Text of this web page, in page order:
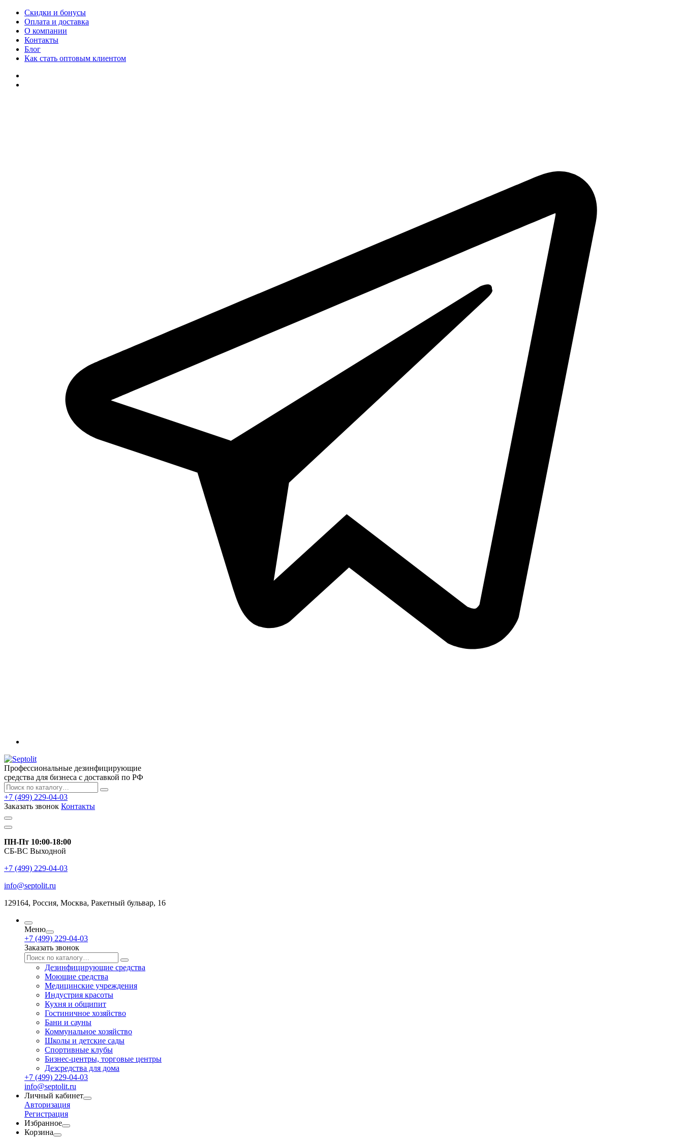
Скидки и бонусы
Оплата и доставка
О компании
Контакты
Блог
Как стать оптовым клиентом
Профессиональные дезинфицирующие
средства для бизнеса с доставкой по РФ
+7 (499) 229-04-03
Заказать звонок Контакты
ПН-Пт 10:00-18:00
СБ-ВС Выходной
+7 (499) 229-04-03
info@septolit.ru
129164, Россия, Москва, Ракетный бульвар, 16
Меню
+7 (499) 229-04-03
Заказать звонок
Дезинфицирующие средства
Моющие средства
Медицинские учреждения
Индустрия красоты
Кухня и общипит
Гостиничное хозяйство
Бани и сауны
Коммунальное хозяйство
Школы и детские сады
Спортивные клубы
Бизнес-центры, торговые центры
Дезсредства для дома
+7 (499) 229-04-03
info@septolit.ru
Личный кабинет
Авторизация
Регистрация
Избранное
Корзина